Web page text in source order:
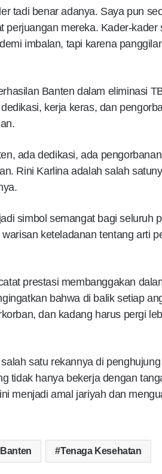
tadi benar adanya. Saya pun
perjuangan mereka. Kader-kader
imbalan, tapi karena
Banten dalam eliminasi
kerja keras, dan
ada dedikasi, ada
Rini Karlina adalah salah
simbol semangat bagi seluruh
keteladanan tentang arti
prestasi membanggakan
bahwa di balik setiap
dan kadang harus pergi
satu rekannya di
tidak hanya bekerja dengan
menjadi amal jariyah dan
Banten Tenaga Kesehatan